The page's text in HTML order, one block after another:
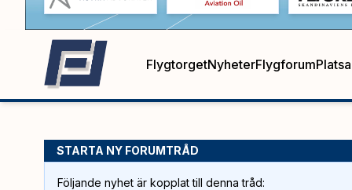
FlygtorgetNyheterFlygforum
STARTA NY FORUMTRÅD
Följande nyhet är kopplat till denna tråd: